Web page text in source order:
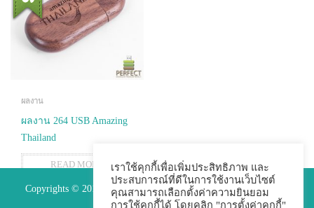
ผลงาน
ผลงาน 264 USB Amazing
Thailand
READ MORE
Copyrights © 2015 Premium Perfect Co.,ltd. All Rights Reserved.
เราใช้คุกกี้เพื่อเพิ่มประสิทธิภาพ และ
ประสบการณ์ที่ดีในการใช้งานเว็บไซต์
คุณสามารถเลือกตั้งค่าความยินยอม
การใช้คุกกี้ได้ โดยคลิก "การตั้งค่าคุกกี้"